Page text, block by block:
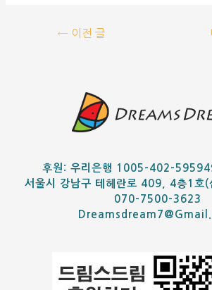
←이전 글
후원: 우리은행 1005-402-
서울시 강남구 테헤란로 409, 4층1호(
070-7500-3623